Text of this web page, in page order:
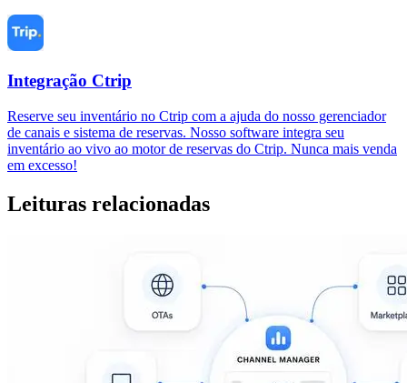
Integração Ctrip
Reserve seu inventário no Ctrip com a ajuda do nosso gerenciador
de canais e sistema de reservas. Nosso software integra seu
inventário ao vivo ao motor de reservas do Ctrip. Nunca mais venda
em excesso!
Leituras relacionadas